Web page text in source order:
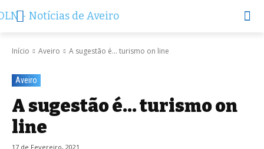
Início Aveiro A sugestão é… turismo on line
Aveiro
A sugestão é… turismo on
line
17 de Fevereiro, 2021